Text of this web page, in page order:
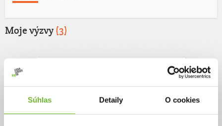
Súhlas Detaily O cookies
Moje výzvy(3)